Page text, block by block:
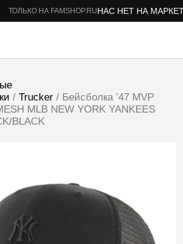
ТОЛЬКО НА FAMSHOP.RUНАС НЕТ НА
/ Trucker/ Бейсболка ’47 MVP
MLB NEW YORK YANKEES
BLACK